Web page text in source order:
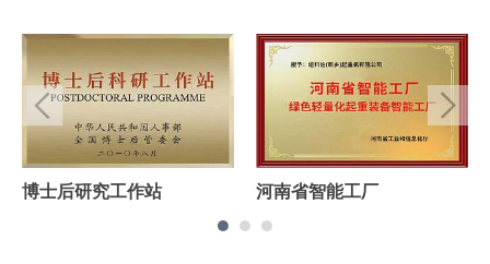
博士后研究工作站 河南省智能工厂